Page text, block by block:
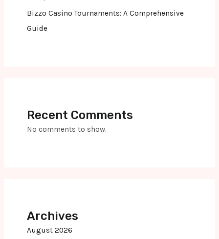
Bizzo Casino Tournaments: A Comprehensive
Guide
Recent Comments
No comments to show.
Archives
August 2026